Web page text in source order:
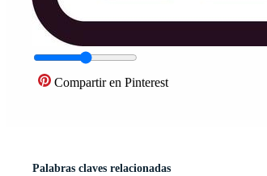
Compartir en Pinterest
Palabras claves relacionadas